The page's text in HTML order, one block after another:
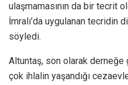
ulaşmamasının da bir tecrit
İmralı’da uygulanan tecridin
söyledi.
Altuntaş, son olarak
çok ihlalin yaşandığı